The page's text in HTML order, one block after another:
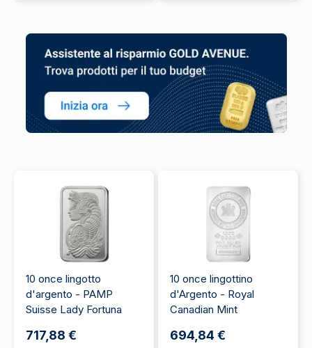
10 once lingotto
d'argento - PAMP
Suisse Lady Fortuna
717,88 €
10 once lingottino
d'Argento - Royal
Canadian Mint
694,84 €